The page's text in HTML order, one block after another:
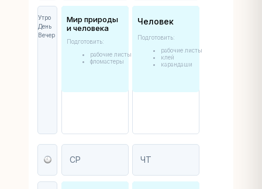
Подготовить:
рабочие листы
фломастеры
Мир природы
и человека
Подготовить:
рабочие листы
клей
карандаши
Человек
СР ЧТ
Утро
День
Вечер